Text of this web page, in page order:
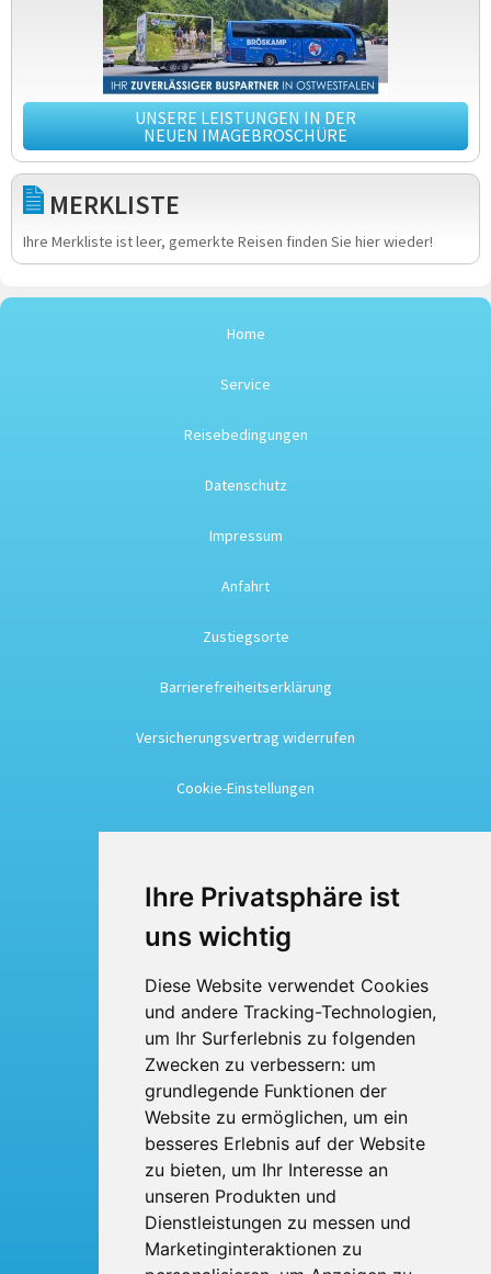
Ihre Privatsphäre ist
uns wichtig
Diese Website verwendet Cookies
und andere Tracking-Technologien,
um Ihr Surferlebnis zu folgenden
Zwecken zu verbessern: um
grundlegende Funktionen der
Website zu ermöglichen, um ein
besseres Erlebnis auf der Website
zu bieten, um Ihr Interesse an
unseren Produkten und
Dienstleistungen zu messen und
Marketinginteraktionen zu
UNSERE LEISTUNGEN IN DER
NEUEN IMAGEBROSCHÜRE
MERKLISTE
Ihre Merkliste ist leer, gemerkte Reisen finden Sie hier wieder!
Home
Service
Reisebedingungen
Datenschutz
Impressum
Anfahrt
Zustiegsorte
Barrierefreiheitserklärung
Versicherungsvertrag widerrufen
Cookie-Einstellungen
Busmiete
Über uns
Kontakt
BTI Bröskamp-Touristik International
Heinrich Bröskamp e. K.
Berliner Ring 53
33428 Harsewinkel
Telefon: 05247 - 9231-0
Fax: 05247 - 9231-31
E-Mail:
info broeskamp-online.de